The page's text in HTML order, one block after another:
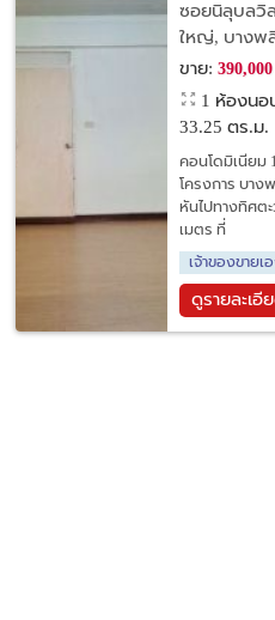
ซอยนิลุบลวิ
ใหญ่, บางพ
ขาย: 390,000
1 ห้องนอ
33.25 ตร.ม.
คอนโดมิเนียม
โครงการ บาง
หันไปทางทิศต
เมตร ที่
เจ้าของขายเ
ดูรายละเ